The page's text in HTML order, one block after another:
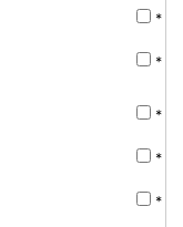
*
*
*
*
*